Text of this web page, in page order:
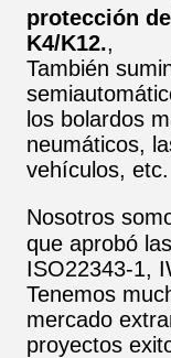
protección
K4/K12.,
También
los bolardos
neumáticos,
vehículos, etc.
Nosotros
que aprobó
ISO22343-1,
Tenemos
mercado
proyectos